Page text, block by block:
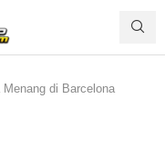
Menang di Barcelona